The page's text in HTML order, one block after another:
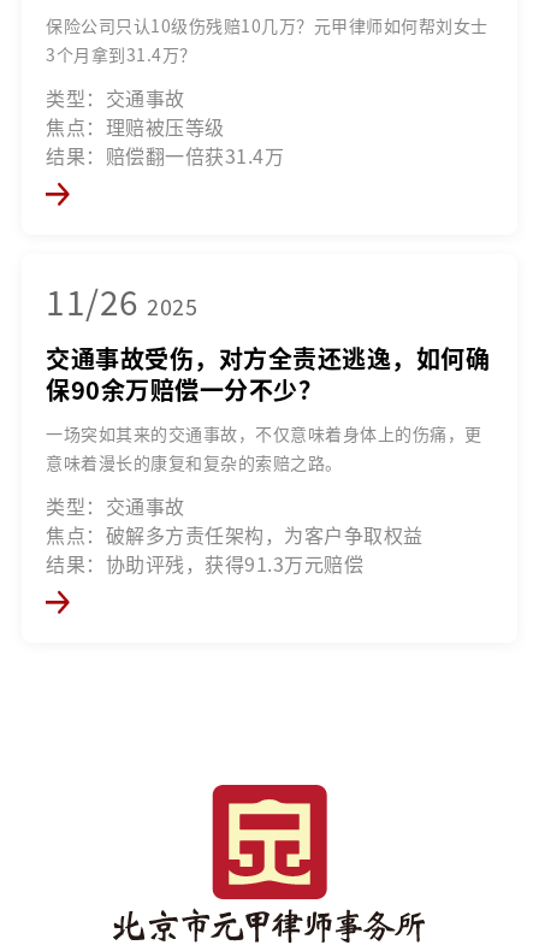
保险公司只认10级伤残赔10几万？元甲律师如何帮刘女士
3个月拿到31.4万？
类型：交通事故
焦点：理赔被压等级
结果：赔偿翻一倍获31.4万
11/26 2025
交通事故受伤，对方全责还逃逸，如何确
保90余万赔偿一分不少？
一场突如其来的交通事故，不仅意味着身体上的伤痛，更
意味着漫长的康复和复杂的索赔之路。
类型：交通事故
焦点：破解多方责任架构，为客户争取权益
结果：协助评残，获得91.3万元赔偿